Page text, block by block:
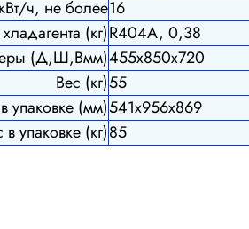
ч, не более16
(кг)R404A, 0,38
(Д,Ш,Вмм)455х850х720
Вес (кг)55
упаковке (мм)541х956х869
в упаковке (кг)85